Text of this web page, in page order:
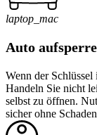
laptop_mac
Auto
Wenn der
Handeln Sie nicht
selbst zu öffnen.
sicher ohne